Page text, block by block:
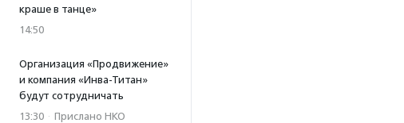
краше в танце»
14:50
Организация «Продвижение»
и компания «Инва-Титан»
будут сотрудничать
13:30 · Прислано НКО